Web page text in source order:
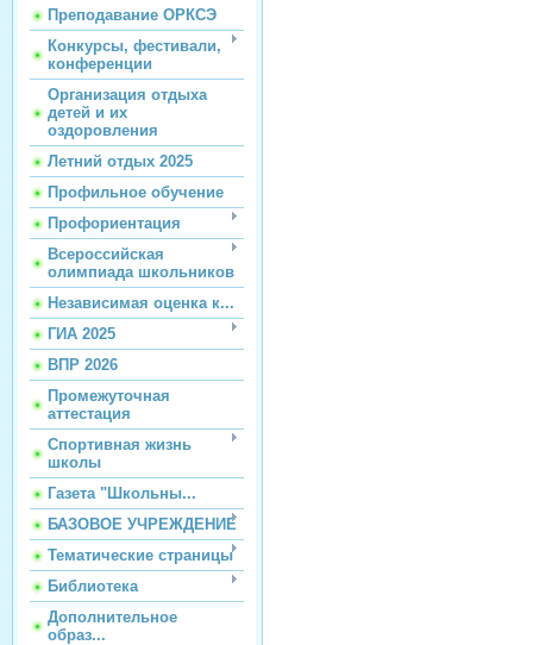
Преподавание ОРКСЭ
Конкурсы, фестивали,
конференции
Организация отдыха
детей и их
оздоровления
Летний отдых 2025
Профильное обучение
Профориентация
Всероссийская
олимпиада школьников
Независимая оценка к...
ГИА 2025
ВПР 2026
Промежуточная
аттестация
Спортивная жизнь
школы
Газета "Школьны...
БАЗОВОЕ УЧРЕЖДЕНИЕ
Тематические страницы
Библиотека
Дополнительное
образ...